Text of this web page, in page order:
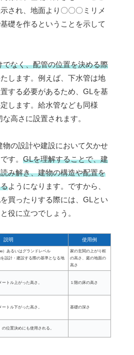
され、地面より〇〇〇ミリメ
礎を作るということを示して
でなく、配管の位置を決める際
します。例えば、下水管は地
する必要があるため、GLを基
します。給水管なども同様
高さに設置されます。
物の設計や建設において欠かせ
す。 GLを理解することで、建
み解き、建物の構造や配置を
ようになります。ですから、
買ったりする際には、GLとい
役に立つでしょう。
説明 使用例
）あるいはグランドレベル
を設計・建設する際の基準となる地
家の玄関の上がり框
の高さ、庭の地面の
高さ
トル上がった高さ。 １階の床の高さ
トル下がった高さ。 基礎の深さ
位置決めにも使用される。